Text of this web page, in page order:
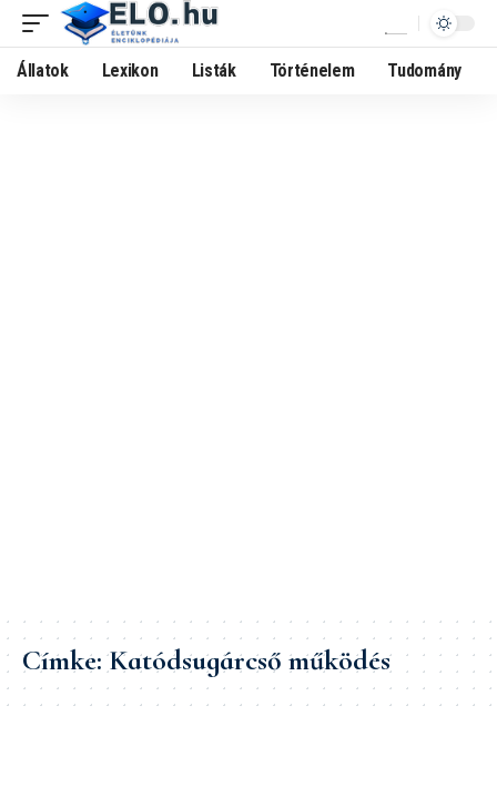
Állatok Lexikon Listák Történelem Tudomány
Címke:Katódsugárcső működés